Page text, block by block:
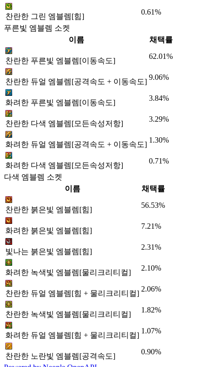
찬란한 그린 엠블렘[힘]
0.61%
푸른빛 엠블렘 소켓
이름
채택률
찬란한 푸른빛 엠블렘[이동속도]
62.01%
찬란한 듀얼 엠블렘[공격속도 + 이동속도]
9.06%
화려한 푸른빛 엠블렘[이동속도]
3.84%
찬란한 다색 엠블렘[모든속성저항]
3.29%
화려한 듀얼 엠블렘[공격속도 + 이동속도]
1.30%
화려한 다색 엠블렘[모든속성저항]
0.71%
다색 엠블렘 소켓
이름
채택률
찬란한 붉은빛 엠블렘[힘]
56.53%
화려한 붉은빛 엠블렘[힘]
7.21%
빛나는 붉은빛 엠블렘[힘]
2.31%
화려한 녹색빛 엠블렘[물리크리티컬]
2.10%
찬란한 듀얼 엠블렘[힘 + 물리크리티컬]
2.06%
찬란한 녹색빛 엠블렘[물리크리티컬]
1.82%
화려한 듀얼 엠블렘[힘 + 물리크리티컬]
1.07%
찬란한 노란빛 엠블렘[공격속도]
0.90%